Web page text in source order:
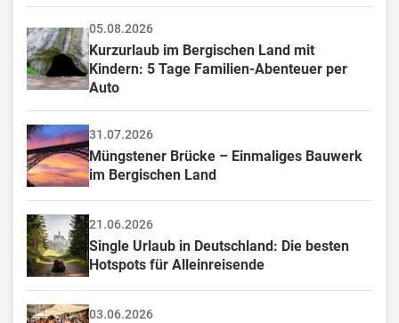
05.08.2026
Kurzurlaub im Bergischen Land mit
Kindern: 5 Tage Familien-Abenteuer per
Auto
31.07.2026
Müngstener Brücke – Einmaliges Bauwerk
im Bergischen Land
21.06.2026
Single Urlaub in Deutschland: Die besten
Hotspots für Alleinreisende
03.06.2026